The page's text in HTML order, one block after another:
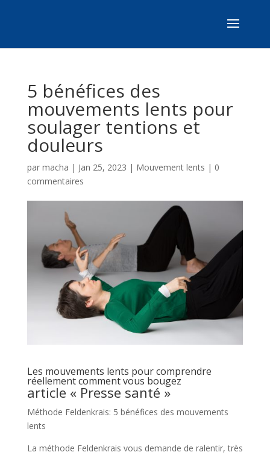
5 bénéfices des
mouvements lents pour
soulager tentions et
douleurs
par macha | Jan 25, 2023 | Mouvement lents | 0
commentaires
Les mouvements lents pour comprendre
réellement comment vous bougez
article « Presse santé »
Méthode Feldenkrais: 5 bénéfices des mouvements
lents
La méthode Feldenkrais vous demande de ralentir, très